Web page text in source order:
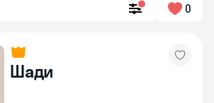
0
Шади